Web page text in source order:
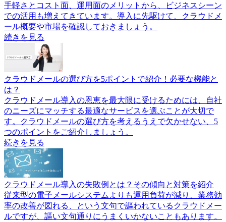
手軽さとコスト面、運用面のメリットから、ビジネスシーン
での活用も増えてきています。導入に先駆けて、クラウドメ
ール概要や市場を確認しておきましょう。
続きを見る
クラウドメールの選び方を5ポイントで紹介！必要な機能と
は？
クラウドメール導入の恩恵を最大限に受けるためには、自社
のニーズにマッチする最適なサービスを選ぶことが大切で
す。クラウドメールの選び方を考えるうえで欠かせない、5
つのポイントをご紹介しましょう。
続きを見る
クラウドメール導入の失敗例とは？その傾向と対策を紹介
従来型の電子メールシステムよりも運用負荷が減り、業務効
率の改善が図れる、という文句で謳われているクラウドメー
ルですが、謳い文句通りにうまくいかないこともあります。